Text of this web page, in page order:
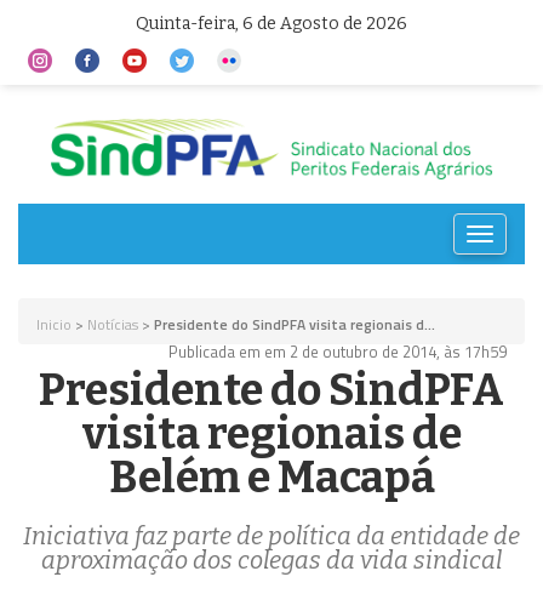
Quinta-feira, 6 de Agosto de 2026
Toggle
Inicio > Notícias > Presidente do SindPFA visita regionais d...
Publicada em em 2 de outubro de 2014, às 17h59
Presidente do SindPFA
visita regionais de
Belém e Macapá
Iniciativa faz parte de política da entidade de
aproximação dos colegas da vida sindical